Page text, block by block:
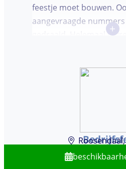
feestje moet bouwen.
aangevraagde
gedraaid. Helemaal +
Het algemene contact